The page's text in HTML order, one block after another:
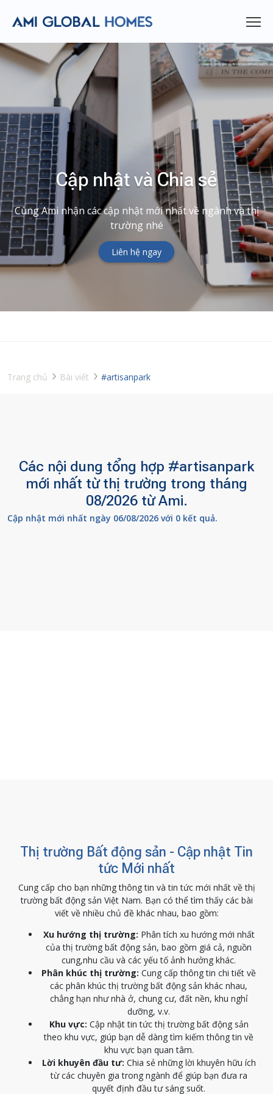
Cập nhật và Chia sẻ
Cùng Ami nhận các cập nhật mới nhất về ngành và thị
trường nhé
Liên hệ ngay
Trang chủ Bài viết #artisanpark
Các nội dung tổng hợp #artisanpark
mới nhất từ thị trường trong tháng
08/2026 từ Ami.
Cập nhật mới nhất ngày 06/08/2026 với 0 kết quả.
Thị trường Bất động sản - Cập nhật Tin
tức Mới nhất
Cung cấp cho bạn những thông tin và tin tức mới nhất về thị
trường bất động sản Việt Nam. Bạn có thể tìm thấy các bài
viết về nhiều chủ đề khác nhau, bao gồm:
Xu hướng thị trường: Phân tích xu hướng mới nhất
của thị trường bất động sản, bao gồm giá cả, nguồn
cung,nhu cầu và các yếu tố ảnh hưởng khác.
Phân khúc thị trường: Cung cấp thông tin chi tiết về
các phân khúc thị trường bất động sản khác nhau,
chẳng hạn như nhà ở, chung cư, đất nền, khu nghỉ
dưỡng, v.v.
Khu vực: Cập nhật tin tức thị trường bất động sản
theo khu vực, giúp bạn dễ dàng tìm kiếm thông tin về
khu vực bạn quan tâm.
Lời khuyên đầu tư: Chia sẻ những lời khuyên hữu ích
từ các chuyên gia trong ngành để giúp bạn đưa ra
quyết định đầu tư sáng suốt.